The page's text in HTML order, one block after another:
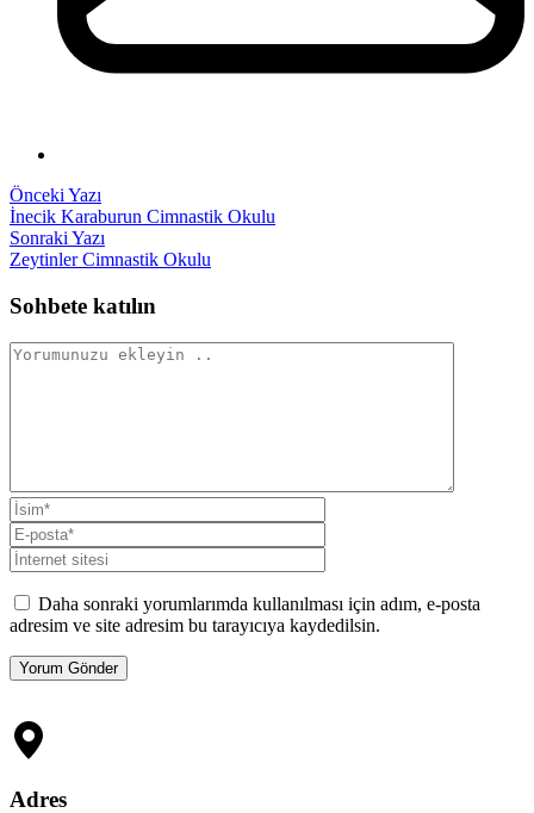
Yazı
gezinmesi
Önceki Yazı
yazı:
İnecik Karaburun Cimnastik Okulu
Sonraki Yazı
yazı:
Zeytinler Cimnastik Okulu
Sohbete katılın
Daha sonraki yorumlarımda kullanılması için adım, e-posta
adresim ve site adresim bu tarayıcıya kaydedilsin.
Adres